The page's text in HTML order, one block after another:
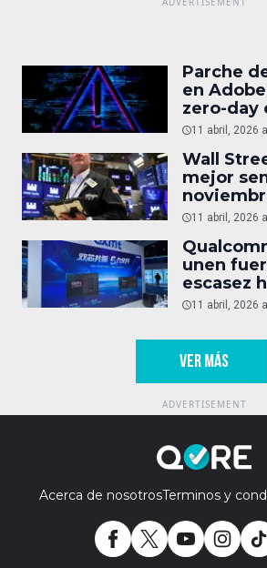
Parche
en
zero-day
11 abril, 2026
Wall
mejor
fuego
11 abril, 2026
unen
escasez
DRAM
11 abril, 2026
VER MÁS
Acerca de nosotrosTerminos y